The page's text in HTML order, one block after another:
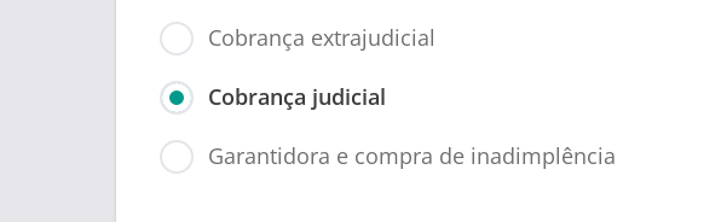
Cobrança extrajudicial
Cobrança judicial
Garantidora e compra de inadimplência